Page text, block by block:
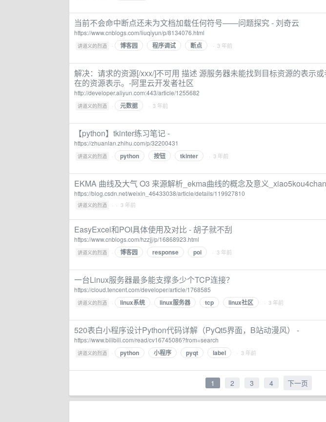
当前不会命中断点还未为文档加载任何符号——问题探究 - 刘奇云
https://www.cnblogs.com/liuqiyun/p/8134076.html
讲道义的烈酒 · 博客园 程序调试 断点 · 3 年前
解决：请求的资源[/xxx/]不可用 描述 源服务器未能找到目标资源的表示
在的资源表示。-阿里云开发者社区
http://developer.aliyun.com:443/article/1255682
讲道义的烈酒 · 元数据 · 3 年前
【python】tkinter练习笔记 -
https://zhuanlan.zhihu.com/p/32200431
讲道义的烈酒 · python 按钮 tkinter · 3 年前
EKMA 曲线及大气 O3 来源解析_ekma曲线的概念及意义
https://blog.csdn.net/weixin_46433038/article/details/119927810
讲道义的烈酒 · · 3 年前
EasyExcel和POI具体使用及对比 - 胡子就不刮
https://www.cnblogs.com/hzzjj/p/16868923.html
讲道义的烈酒 · 博客园 response poi · 3 年前
一台Linux服务器最多能支撑多少个TCP连接？
https://cloud.tencent.com/developer/article/1768585
讲道义的烈酒 · linux系统 linux服务器 tcp linux社区 · 3 年前
520表白小程序设计Python代码详解（PyQt5界面，B站动漫风） -
https://www.bilibili.com/read/cv16745086?from=search
讲道义的烈酒 · python 小程序 pyqt label · 3 年前
1 2 3 4 下一页